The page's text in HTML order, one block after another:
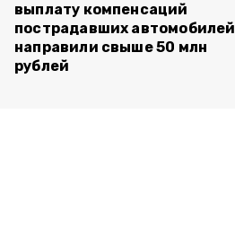
выплату компенсаций
пострадавших автомобилей
направили свыше 50 млн
рублей